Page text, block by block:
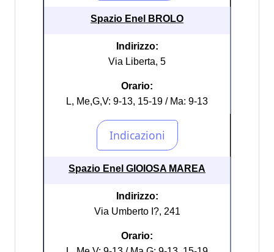
Spazio Enel BROLO
Indirizzo:
Via Liberta, 5
Orario:
L, Me,G,V: 9-13, 15-19 / Ma: 9-13
Spazio Enel GIOIOSA MAREA
Indirizzo:
Via Umberto I?, 241
Orario: